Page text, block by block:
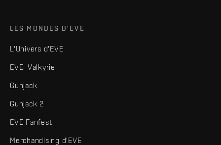
LES MONDES D'EVE
L'Univers d'EVE
EVE: Valkyrie
Gunjack
Gunjack 2
EVE Fanfest
Merchandising d'EVE